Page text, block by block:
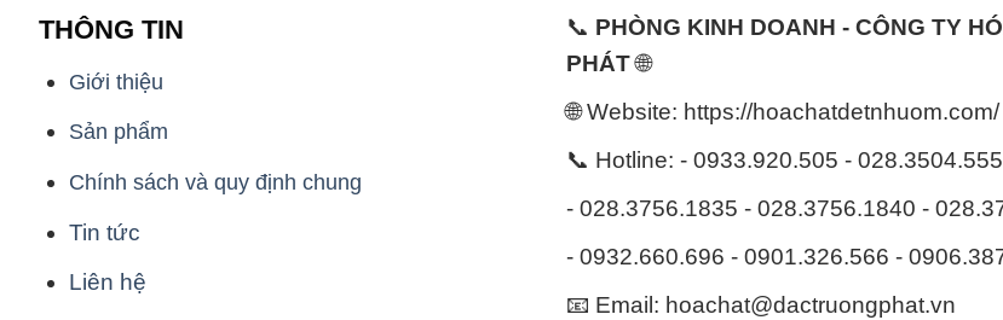
THÔNG TIN
Giới thiệu
Sản phẩm
Chính sách và quy định chung
Tin tức
Liên hệ
📞 PHÒNG KINH DOANH - CÔNG TY
PHÁT🌐
🌐 Website: https://hoachatdetnhuom.com/
📞 Hotline: - 0933.920.505 -
- 028.3756.1835 - 028.3756.1840 -
- 0932.660.696 - 0901.326.566 -
📧 Email: hoachat@dactruongphat.vn